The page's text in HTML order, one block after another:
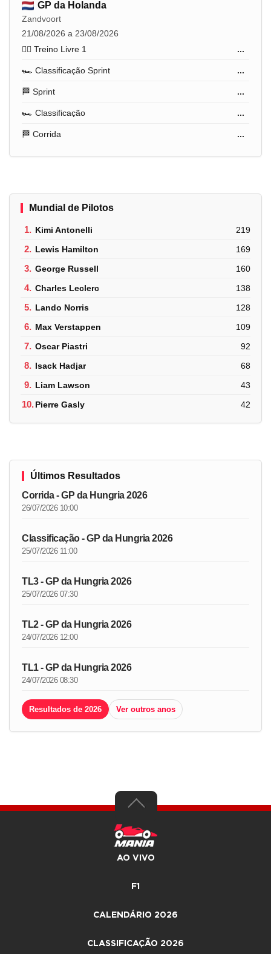
GP da Holanda
Zandvoort
21/08/2026 a 23/08/2026
🏋️‍♂️ Treino Livre 1
...
🏎️ Classificação Sprint ...
🏁 Sprint ...
🏎️ Classificação ...
🏁 Corrida ...
Mundial de Pilotos
1. Kimi Antonelli 219
2. Lewis Hamilton 169
3. George Russell 160
4. Charles Leclerc 138
5. Lando Norris 128
6. Max Verstappen 109
7. Oscar Piastri 92
8. Isack Hadjar 68
9. Liam Lawson 43
10.Pierre Gasly 42
Últimos Resultados
Corrida - GP da Hungria 2026
26/07/2026 10:00
Classificação - GP da Hungria 2026
25/07/2026 11:00
TL3 - GP da Hungria 2026
25/07/2026 07:30
TL2 - GP da Hungria 2026
24/07/2026 12:00
TL1 - GP da Hungria 2026
24/07/2026 08:30
Resultados de 2026 Ver outros anos
AO VIVO
F1
CALENDÁRIO 2026
CLASSIFICAÇÃO 2026